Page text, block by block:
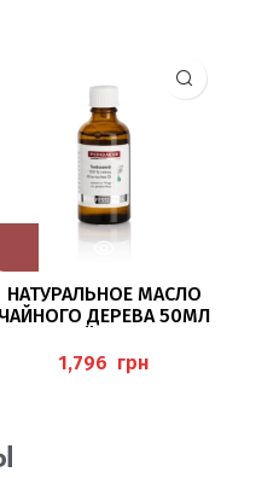
НАТУРАЛЬНОЕ МАСЛО
ЧАЙНОГО ДЕРЕВА 50МЛ
грн